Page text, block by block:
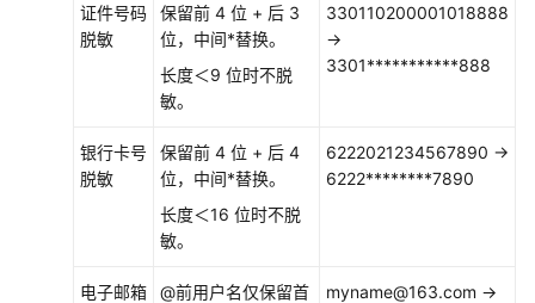
证件号码
脱敏
保留前 4 位 + 后 3
位，中间*替换。
长度＜9 位时不脱
敏。
330110200001018888
→
3301***********888
银行卡号
脱敏
保留前 4 位 + 后 4
位，中间*替换。
长度＜16 位时不脱
敏。
6222021234567890 →
6222********7890
电子邮箱
@前用户名仅保留首
myname@163.com →